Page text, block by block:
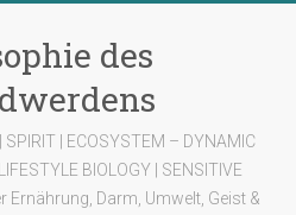
des
SPIRIT | ECOSYSTEM – DYNAMIC
BIOLOGY | SENSITIVE
Ernährung, Darm, Umwelt, Geist &